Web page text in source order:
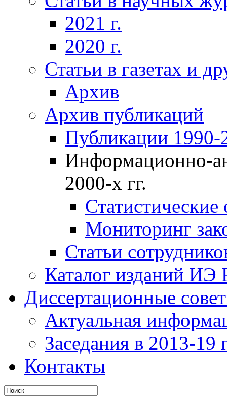
2021 г.
2020 г.
Статьи в газетах и
Архив
Архив публикаций
Публикации 1990-
Информационно-
2000-х гг.
Мониторинг
Статьи
Каталог изданий ИЭ
Диссертационные
Актуальная
Заседания в 2013-19
Контакты